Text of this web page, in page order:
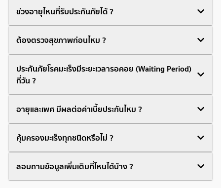
ช่วงอายุไหนที่รับประกันภัยได้ ?
ต้องตรวจสุขภาพก่อนไหม ?
ประกันภัยโรคมะเร็งมีระยะเวลารอคอย (Waiting Period)
กี่วัน ?
อายุและเพศ มีผลต่อค่าเบี้ยประกันไหม ?
คุ้มครองมะเร็งทุกชนิดหรือไม่ ?
สอบถามข้อมูลเพิ่มเติมที่ไหนได้บ้าง ?